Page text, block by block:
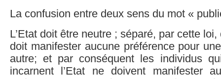
La confusion entre deux sens du mot «
L’Etat doit être neutre ; séparé, par cette
doit manifester aucune préférence pour
autre; et par conséquent les individus
incarnent l’Etat ne doivent manifester